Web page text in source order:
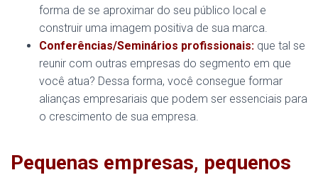
forma de se aproximar do seu público local e
construir uma imagem positiva de sua marca.
Conferências/Seminários profissionais: que tal se
reunir com outras empresas do segmento em que
você atua? Dessa forma, você consegue formar
alianças empresariais que podem ser essenciais para
o crescimento de sua empresa.
Pequenas empresas, pequenos